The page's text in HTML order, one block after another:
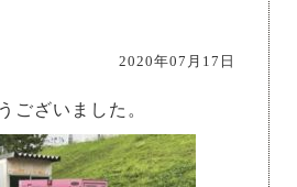
2020年07月17日
ございました。